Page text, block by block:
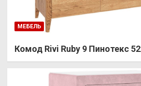
МЕБЕЛЬ
Комод Rivi Ruby 9 Пинотекс